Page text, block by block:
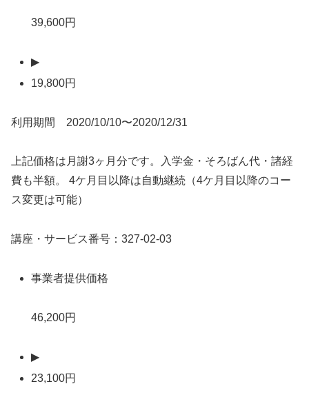
39,600円
▶
19,800円
利用期間 2020/10/10〜2020/12/31
上記価格は月謝3ヶ月分です。入学金・そろばん代・諸経
費も半額。 4ケ月目以降は自動継続（4ケ月目以降のコー
ス変更は可能）
講座・サービス番号：327-02-03
事業者提供価格
46,200円
▶
23,100円